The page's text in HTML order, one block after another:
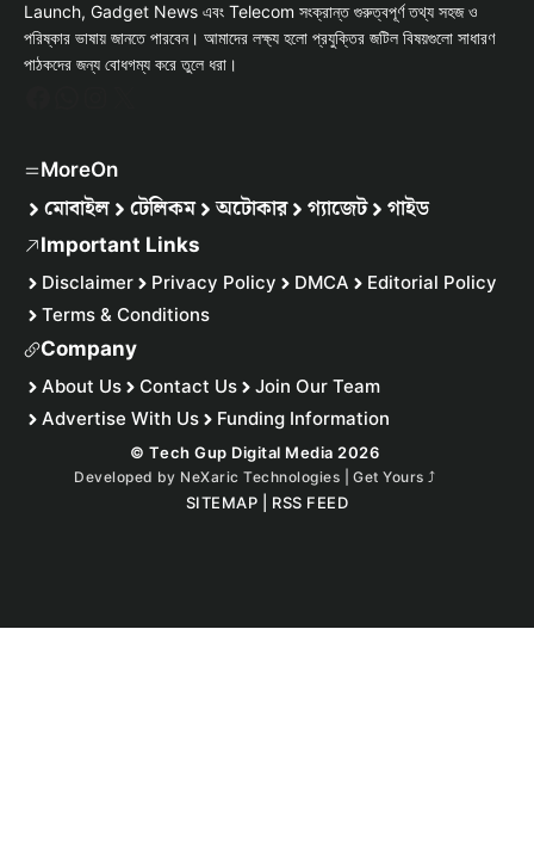
Launch, Gadget News এবং Telecom সংক্রান্ত গুরুত্বপূর্ণ তথ্য সহজ ও
পরিষ্কার ভাষায় জানতে পারবেন। আমাদের লক্ষ্য হলো প্রযুক্তির জটিল বিষয়গুলো সাধারণ
পাঠকদের জন্য বোধগম্য করে তুলে ধরা।
MoreOn
মোবাইল টেলিকম অটোকার গ্যাজেট গাইড
Important Links
Disclaimer Privacy Policy DMCA
Editorial Policy
Terms & Conditions
Company
About Us Contact Us
Join Our Team
Advertise With Us
Funding Information
© Tech Gup Digital Media 2026
Developed by NeXaric Technologies | Get Yours⤴︎
SITEMAP RSS FEED